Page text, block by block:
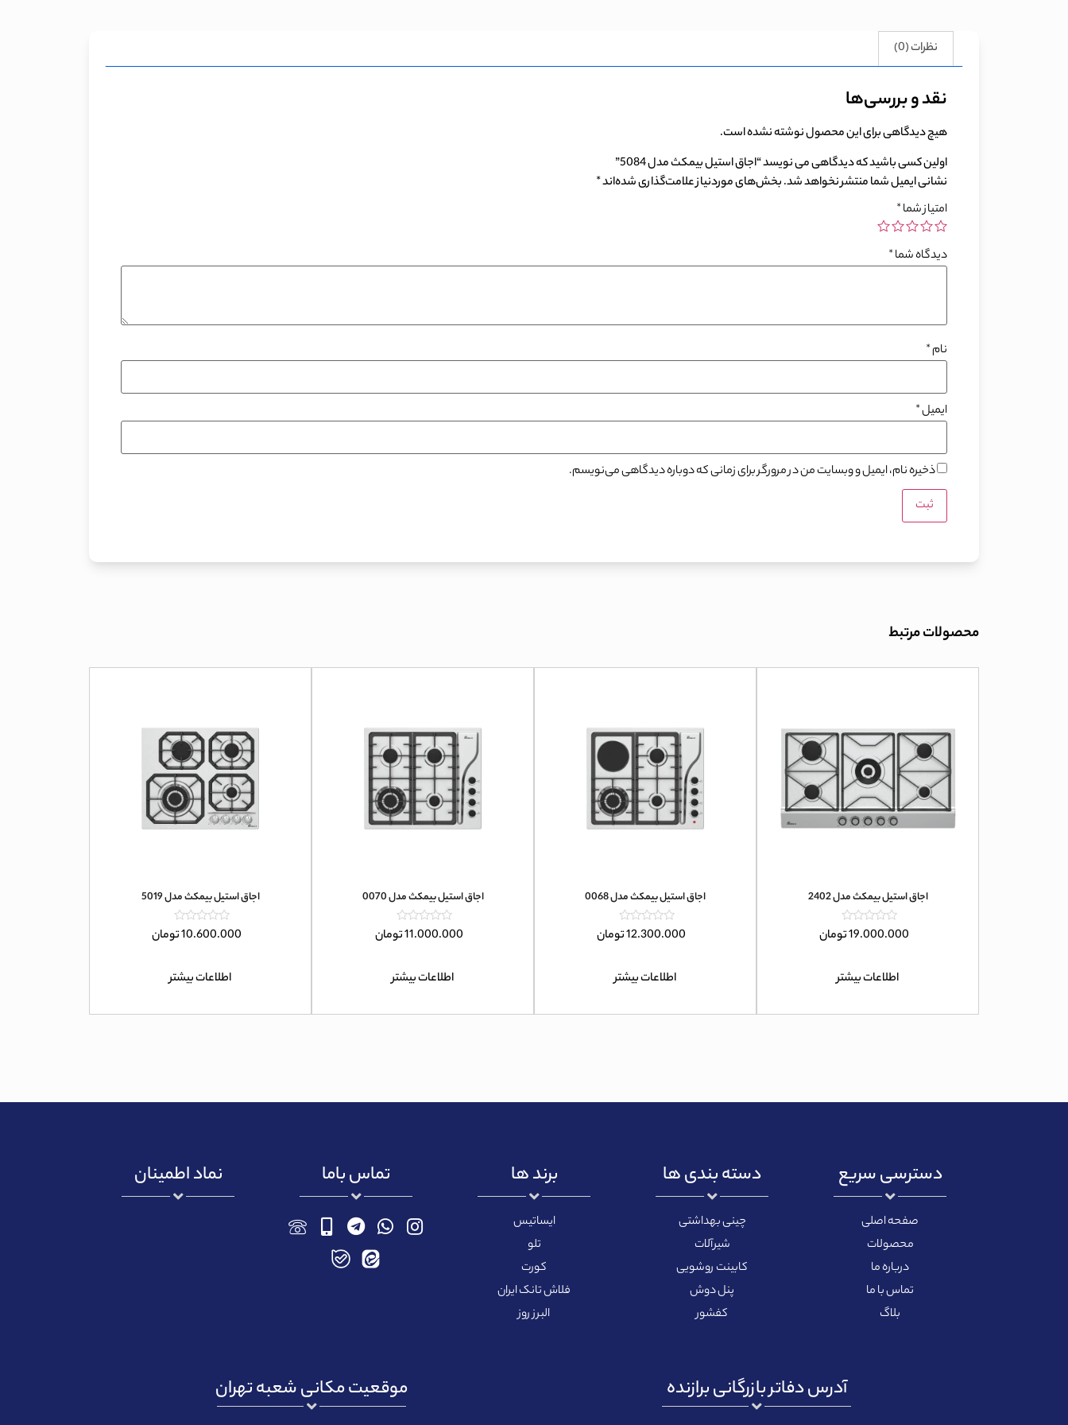
نظرات (0)
نقد و بررسی‌ها
هیچ دیدگاهی برای این محصول نوشته نشده است.
اولین کسی باشید که دیدگاهی می نویسد “اجاق استیل بیمکث مدل 5084”
نشانی ایمیل شما منتشر نخواهد شد.بخش‌های موردنیاز علامت‌گذاری شده‌اند*
امتیاز شما*
دیدگاه شما*
نام*
ایمیل*
ذخیره نام، ایمیل و وبسایت من در مرورگر برای زمانی که دوباره دیدگاهی می‌نویسم.
محصولات مرتبط
اجاق استیل بیمکث مدل 2402
امتیاز
0
19.000.000تومان
اطلاعات بیشتر
اجاق استیل بیمکث مدل 0068
امتیاز
0
12.300.000تومان
اطلاعات بیشتر
اجاق استیل بیمکث مدل 0070
امتیاز
0
11.000.000تومان
اطلاعات بیشتر
اجاق استیل بیمکث مدل 5019
امتیاز
0
10.600.000تومان
اطلاعات بیشتر
دسترسی سریع
صفحه اصلی
محصولات
درباره ما
تماس با ما
بلاگ
دسته بندی ها
چینی بهداشتی
شیرآلات
کابینت روشویی
پنل دوش
کفشور
برند ها
ایساتیس
تلو
کورت
فلاش تانک ایران
البرز روز
تماس باما نماد اطمینان
آدرس دفاتر بازرگانی برازنده موقعیت مکانی شعبه تهران